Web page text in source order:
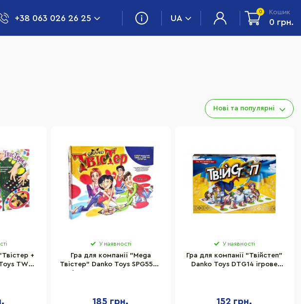
+38 063 026 26 25 UA
0 Кошик
0 грн.
Нові та популярні
+
TWTK
У наявності
Гра для компанії "Mega
Твістер" Danko Toys SPG55-2
185 грн.
У наявності
Гра для компанії "Твійстеп"
Danko Toys DTG14 ігрове
152 грн.